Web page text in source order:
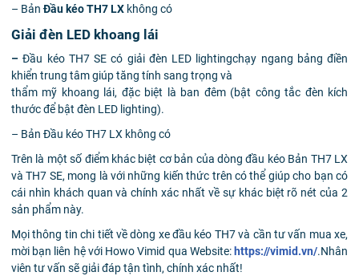
– BảnĐầu kéo TH7 LX không có
Giải đèn LED khoang lái
–Đầu kéo TH7 SE có giải đèn LED lightingchạy ngang bảng điền
khiển trung tâm giúp tăng tính sang trọng và
thẩm mỹ khoang lái, đặc biệt là ban đêm (bật công tắc đèn kích
thước để bật đèn LED lighting).
– Bản Đầu kéo TH7 LX không có
Trên là một số điểm khác biệt cơ bản của dòng đầu kéo Bản TH7 LX
và TH7 SE, mong là với những kiến thức trên có thể giúp cho bạn có
cái nhìn khách quan và chính xác nhất về sự khác biệt rõ nét của 2
sản phẩm này.
Mọi thông tin chi tiết về dòng xe đầu kéo TH7 và cần tư vấn mua xe,
mời bạn liên hệ với Howo Vimid qua Website: https://vimid.vn/.Nhân
viên tư vấn sẽ giải đáp tận tình, chính xác nhất!